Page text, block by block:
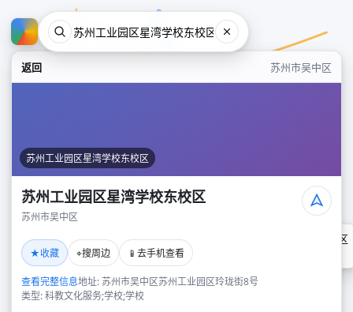
返回 苏州市吴中区
苏州工业园区星湾学校东校区
苏州工业园区星湾学校东校区
苏州市吴中区
★收藏 ⌖搜周边 📱 去手机查看
查看完整信息地址: 苏州市吴中区苏州工业园区玲珑街8号
类型: 科教文化服务;学校;学校
苏州工业园区星湾学校东校区